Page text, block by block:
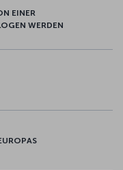
EINER
WERDEN